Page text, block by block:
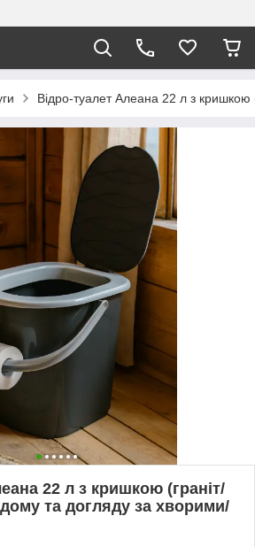
Відро-туалет Алеана 22 л з кришкою
22 л з кришкою (граніт/
дому та догляду за хворими/